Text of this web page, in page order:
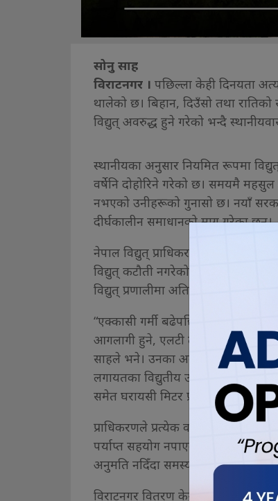
सोनु साह
विराटनगर । पछिल्ला केही दिनयता
थालेको छ। बिहान, दिउँसो तथा
विद्युत् अवरुद्ध हुने गरेको भन्दै
स्थानीयका अनुसार नियमित रूपमा
वर्षेनि दोहोरिने गरेको छ। समयमै महसुल
नभएको उनीहरूको गुनासो छ। नयाँ
दीर्घकालीन समाधानको माग गरेका छन्।
नेपाल विद्युत् प्राधिकरण विराटनगर
विद्युत् कटौती नगरेको स्पष्ट पारे।
विद्युत् प्रणालीमा अतिरिक्त दबाब पर्दा
“एक्कासी गर्मी बढेपछि विद्युत् खपत
आगलागी हुने, एलटी तार जुध्ने
साहले भने। उनका अनुसार विगतमा
लगायतका विद्युतीय उपकरणको प्रयोग
समेत घरायसी मिटर प्रयोग हुन
प्राधिकरणले प्रत्येक वर्ष आवश्यकता
पर्याप्त सहयोग नपाएको साहको गुनासो
अनुमति नदिँदा समस्या समाधानमा
विराटनगर वितरण केन्द्रअन्तर्गत हाल